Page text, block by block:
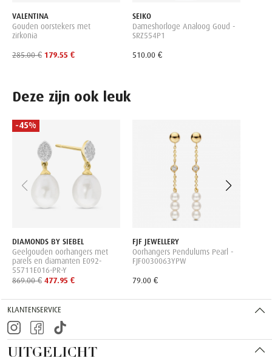
VALENTINA
Gouden oorstekers met
zirkonia
285.00 € 179.55 €
SEIKO
Dameshorloge Analoog Goud -
SRZ554P1
510.00 €
Deze zijn ook leuk
-45%
DIAMONDS BY SIEBEL
Geelgouden oorhangers met
parels en diamanten E092-
55711E016-PR-Y
869.00 € 477.95 €
FJF JEWELLERY
Oorhangers Pendulums Pearl -
FJF0030063YPW
79.00 €
KLANTENSERVICE
UITGELICHT